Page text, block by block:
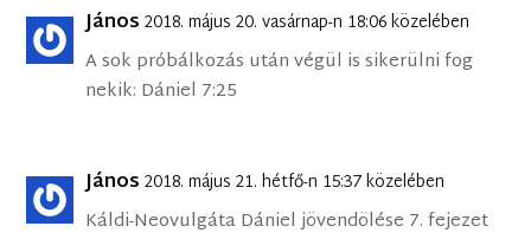
János 2018. május 20. vasárnap-n 18:06 közelében
A sok próbálkozás után végül is sikerülni fog
nekik: Dániel 7:25
János 2018. május 21. hétfő-n 15:37 közelében
Káldi-Neovulgáta Dániel jövendölése 7. fejezet